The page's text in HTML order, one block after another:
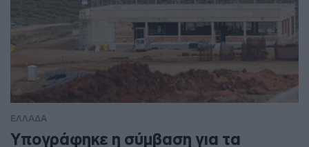
ΕΛΛΑΔΑ
Υπογράφηκε η σύμβαση για τα